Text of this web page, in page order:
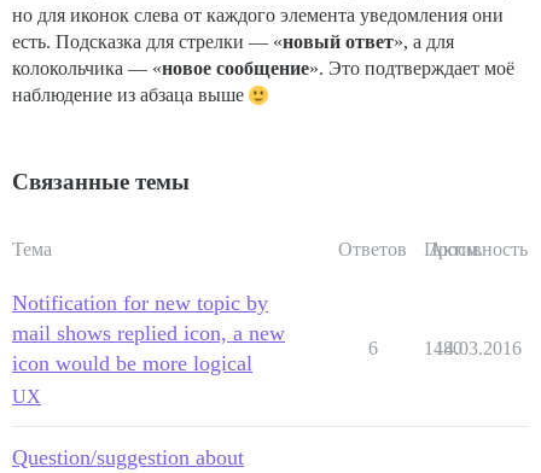
но для иконок слева от каждого элемента уведомления они
есть. Подсказка для стрелки — «новый ответ», а для
колокольчика — «новое сообщение». Это подтверждает моё
наблюдение из абзаца выше
Связанные темы
Тема Ответов Просм.
Активность
Notification for new topic by
mail shows replied icon, a new
icon would be more logical
UX
6 1480
14.03.2016
Question/suggestion about